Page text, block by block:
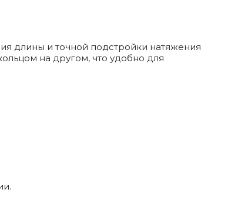
длины и точной подстройки натяжения
на другом, что удобно для